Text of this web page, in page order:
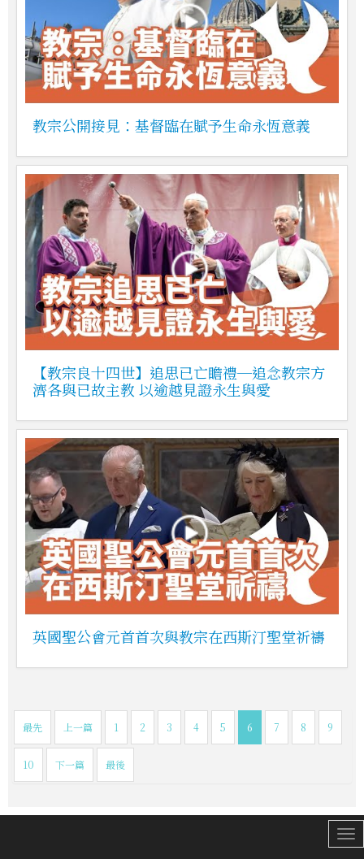
教宗公開接見：基督臨在賦予生命永恆意義
【教宗良十四世】追思已亡瞻禮─追念教宗方
濟各與已故主教 以逾越見證永生與愛
英國聖公會元首首次與教宗在西斯汀聖堂祈禱
最先 上一篇 1 2 3 4 5 6 7 8 9
10 下一篇 最後